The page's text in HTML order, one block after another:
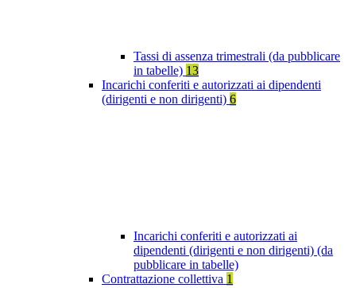
Tassi di assenza trimestrali (da pubblicare
in tabelle) 13
Incarichi conferiti e autorizzati ai dipendenti
(dirigenti e non dirigenti) 6
Incarichi conferiti e autorizzati ai
dipendenti (dirigenti e non dirigenti) (da
pubblicare in tabelle)
Contrattazione collettiva 1